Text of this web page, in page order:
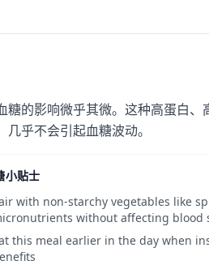
糖的影响微乎其微。这种高蛋白
几乎不会引起血糖波动。
小贴士
with non-starchy vegetables like
without affecting blood
this meal earlier in the day when